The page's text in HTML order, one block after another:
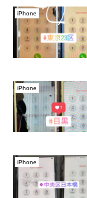
iPhone
iPhone
iPhone